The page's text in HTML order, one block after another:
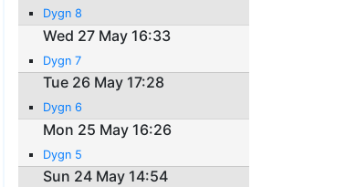
Dygn 8
Wed 27 May 16:33
Dygn 7
Tue 26 May 17:28
Dygn 6
Mon 25 May 16:26
Dygn 5
Sun 24 May 14:54